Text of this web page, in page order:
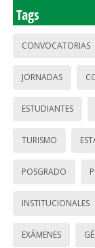
Tags
CONVOCATORIAS
JORNADAS
ESTUDIANTES
TURISMO
POSGRADO
INSTITUCIONALES
EXÁMENES